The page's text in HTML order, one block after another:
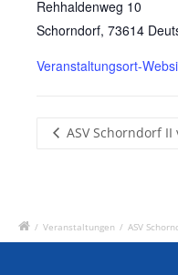
Rehhaldenweg 10
Schorndorf, 73614
Veranstaltungsort-
ASV Schorndorf
/ Veranstaltungen / ASV